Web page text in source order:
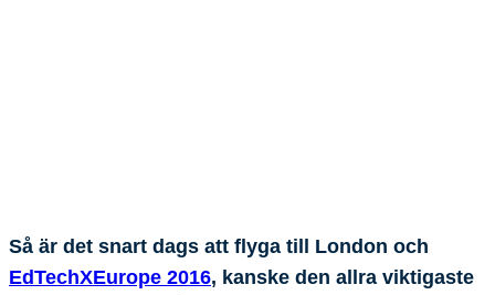
Så är det snart dags att flyga till London och
EdTechXEurope 2016, kanske den allra viktigaste